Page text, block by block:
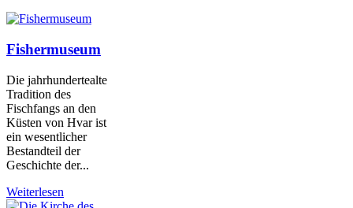
Fishermuseum
Die jahrhundertealte
Tradition des
Fischfangs an den
Küsten von Hvar ist
ein wesentlicher
Bestandteil der
Geschichte der...
Weiterlesen